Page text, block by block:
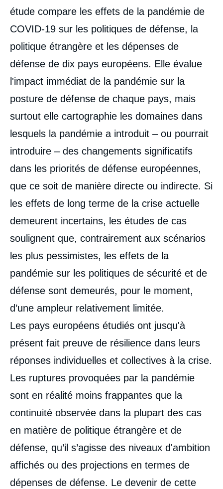
étude compare les effets de la pandémie de
COVID-19 sur les politiques de défense, la
politique étrangère et les dépenses de
défense de dix pays européens. Elle évalue
l'impact immédiat de la pandémie sur la
posture de défense de chaque pays, mais
surtout elle cartographie les domaines dans
lesquels la pandémie a introduit – ou pourrait
introduire – des changements significatifs
dans les priorités de défense européennes,
que ce soit de manière directe ou indirecte. Si
les effets de long terme de la crise actuelle
demeurent incertains, les études de cas
soulignent que, contrairement aux scénarios
les plus pessimistes, les effets de la
pandémie sur les politiques de sécurité et de
défense sont demeurés, pour le moment,
d’une ampleur relativement limitée.
Les pays européens étudiés ont jusqu'à
présent fait preuve de résilience dans leurs
réponses individuelles et collectives à la crise.
Les ruptures provoquées par la pandémie
sont en réalité moins frappantes que la
continuité observée dans la plupart des cas
en matière de politique étrangère et de
défense, qu’il s’agisse des niveaux d'ambition
affichés ou des projections en termes de
dépenses de défense. Le devenir de cette